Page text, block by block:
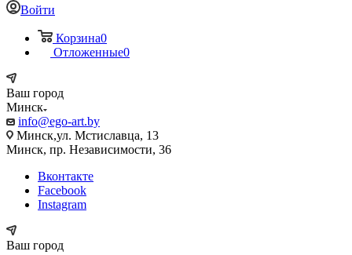
Войти
Корзина0
Отложенные0
Ваш город
Минск
info@ego-art.by
Минск,ул. Мстиславца, 13
Минск, пр. Независимости, 36
Вконтакте
Facebook
Instagram
Ваш город